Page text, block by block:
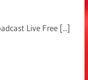
Live Free [...]